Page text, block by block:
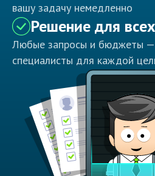
вашу задачу немедленно
Решение для
Любые запросы и бюджеты —
специалисты для каждой